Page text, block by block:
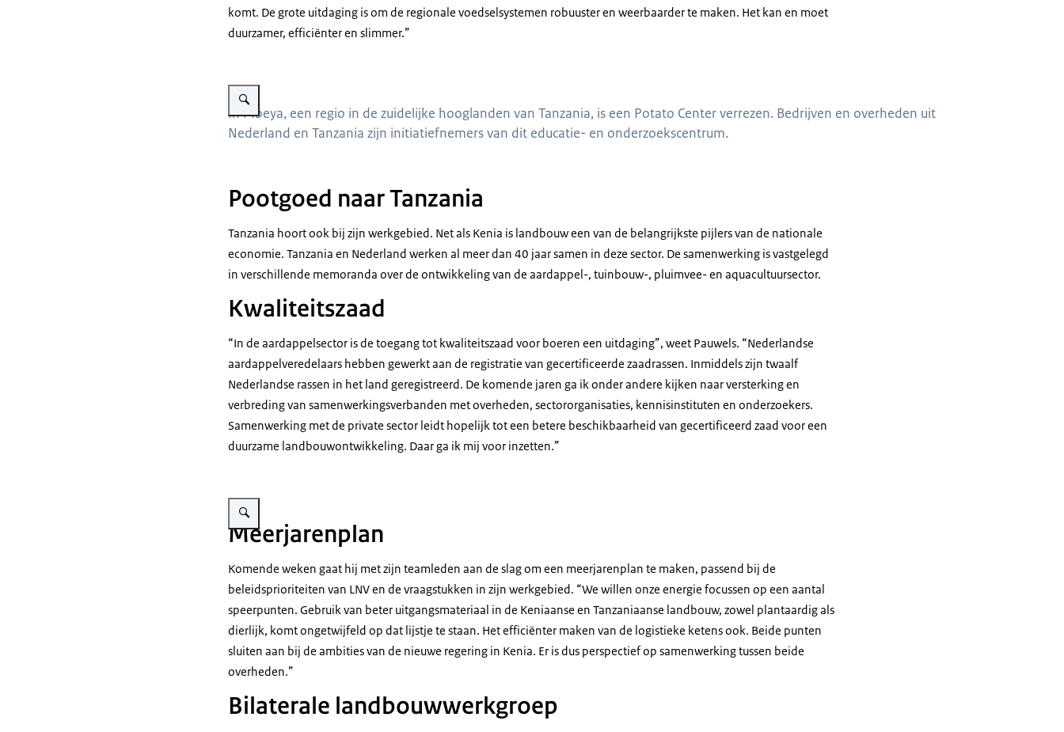
komt. De grote uitdaging is om de regionale voedselsystemen robuuster en weerbaarder te maken. Het kan en moet
duurzamer, efficiënter en slimmer.”
Vergroot afbeelding aardappelketen
In Mbeya, een regio in de zuidelijke hooglanden van Tanzania, is een Potato Center verrezen. Bedrijven en overheden uit
Nederland en Tanzania zijn initiatiefnemers van dit educatie- en onderzoekscentrum.
Pootgoed naar Tanzania
Tanzania hoort ook bij zijn werkgebied. Net als Kenia is landbouw een van de belangrijkste pijlers van de nationale
economie. Tanzania en Nederland werken al meer dan 40 jaar samen in deze sector. De samenwerking is vastgelegd
in verschillende memoranda over de ontwikkeling van de aardappel-, tuinbouw-, pluimvee- en aquacultuursector.
Kwaliteitszaad
“In de aardappelsector is de toegang tot kwaliteitszaad voor boeren een uitdaging”, weet Pauwels. “Nederlandse
aardappelveredelaars hebben gewerkt aan de registratie van gecertificeerde zaadrassen. Inmiddels zijn twaalf
Nederlandse rassen in het land geregistreerd. De komende jaren ga ik onder andere kijken naar versterking en
verbreding van samenwerkingsverbanden met overheden, sectororganisaties, kennisinstituten en onderzoekers.
Samenwerking met de private sector leidt hopelijk tot een betere beschikbaarheid van gecertificeerd zaad voor een
duurzame landbouwontwikkeling. Daar ga ik mij voor inzetten.”
Vergroot afbeelding aardappelketen
Meerjarenplan
Komende weken gaat hij met zijn teamleden aan de slag om een meerjarenplan te maken, passend bij de
beleidsprioriteiten van LNV en de vraagstukken in zijn werkgebied. “We willen onze energie focussen op een aantal
speerpunten. Gebruik van beter uitgangsmateriaal in de Keniaanse en Tanzaniaanse landbouw, zowel plantaardig als
dierlijk, komt ongetwijfeld op dat lijstje te staan. Het efficiënter maken van de logistieke ketens ook. Beide punten
sluiten aan bij de ambities van de nieuwe regering in Kenia. Er is dus perspectief op samenwerking tussen beide
overheden.”
Bilaterale landbouwwerkgroep